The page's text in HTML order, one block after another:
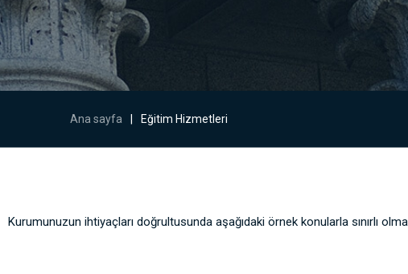
Ana sayfa Eğitim Hizmetleri
Kurumunuzun ihtiyaçları doğrultusunda aşağıdaki örnek konularla sınırlı